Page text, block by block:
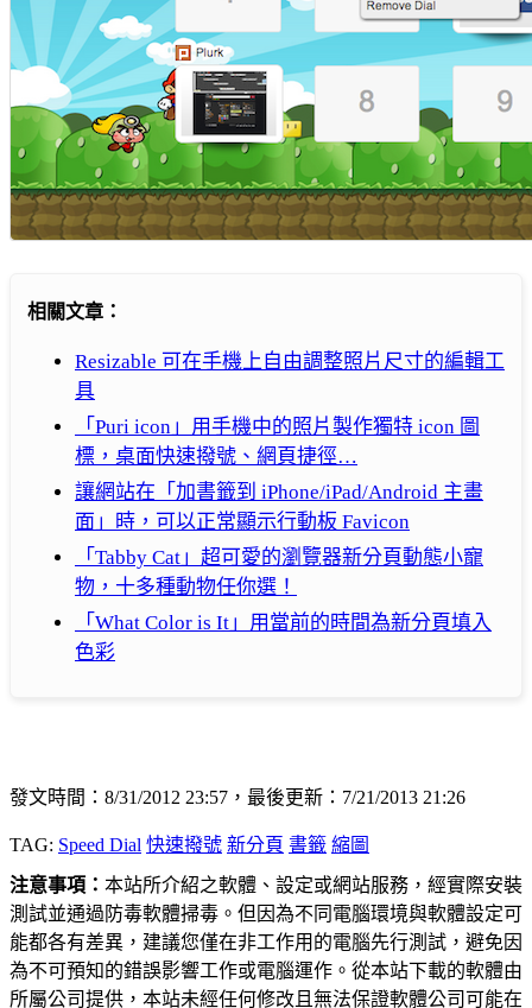
相關文章：
Resizable 可在手機上自由調整照片尺寸的編輯工
具
「Puri icon」用手機中的照片製作獨特 icon 圖
標，桌面快速撥號、網頁捷徑…
讓網站在「加書籤到 iPhone/iPad/Android 主畫
面」時，可以正常顯示行動板 Favicon
「Tabby Cat」超可愛的瀏覽器新分頁動態小寵
物，十多種動物任你選！
「What Color is It」用當前的時間為新分頁填入
色彩
發文時間：8/31/2012 23:57，最後更新：7/21/2013 21:26
TAG: Speed Dial 快速撥號 新分頁 書籤 縮圖
注意事項： 本站所介紹之軟體、設定或網站服務，經實際安裝
測試並通過防毒軟體掃毒。但因為不同電腦環境與軟體設定可
能都各有差異，建議您僅在非工作用的電腦先行測試，避免因
為不可預知的錯誤影響工作或電腦運作。從本站下載的軟體由
所屬公司提供，本站未經任何修改且無法保證軟體公司可能在